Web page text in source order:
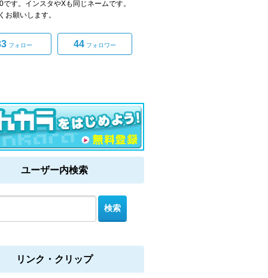
です。インスタやXも同じネームです。
お願いします。
フォロー 44 フォロワー
ユーザー内検索
リンク・クリップ